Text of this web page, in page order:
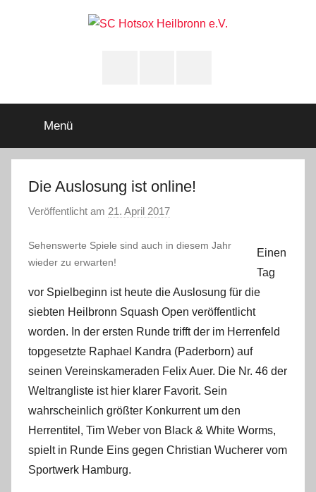
Heilbronn
e.V.
Menü
Die Auslosung ist online!
Veröffentlicht am 21. April 2017
n
i
Sehenswerte Spiele sind auch in diesem Jahr
wieder zu erwarten!
Einen
Tag
vor Spielbeginn ist heute die Auslosung für die
siebten Heilbronn Squash Open veröffentlicht
worden. In der ersten Runde trifft der im Herrenfeld
topgesetzte Raphael Kandra (Paderborn) auf
seinen Vereinskameraden Felix Auer. Die Nr. 46 der
Weltrangliste ist hier klarer Favorit. Sein
wahrscheinlich größter Konkurrent um den
Herrentitel, Tim Weber von Black & White Worms,
spielt in Runde Eins gegen Christian Wucherer vom
Sportwerk Hamburg.